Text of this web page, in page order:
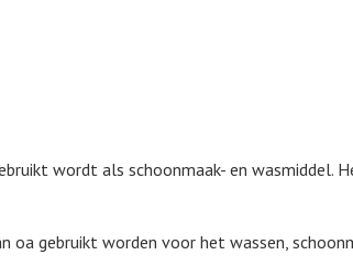
wordt als schoonmaak- en wasmiddel.
gebruikt worden voor het wassen,